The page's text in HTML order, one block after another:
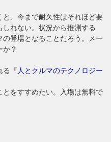
、今まで耐久性はそれほど要
れない。状況から推測する
登場となることだろう。メー
か？
る『 人とクルマのテクノロジー
をすすめたい。入場は無料で